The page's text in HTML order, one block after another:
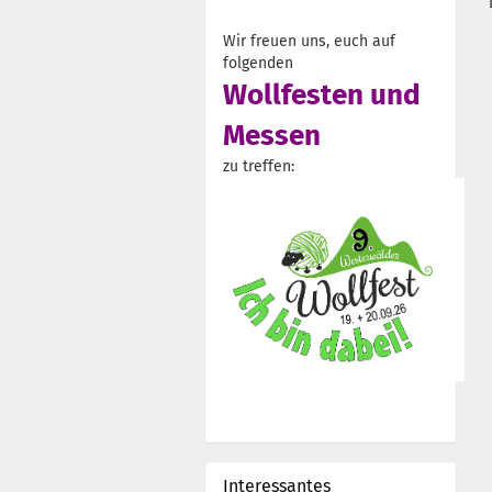
Wir freuen uns, euch auf
folgenden
Wollfesten und
Messen
zu treffen:
Interessantes